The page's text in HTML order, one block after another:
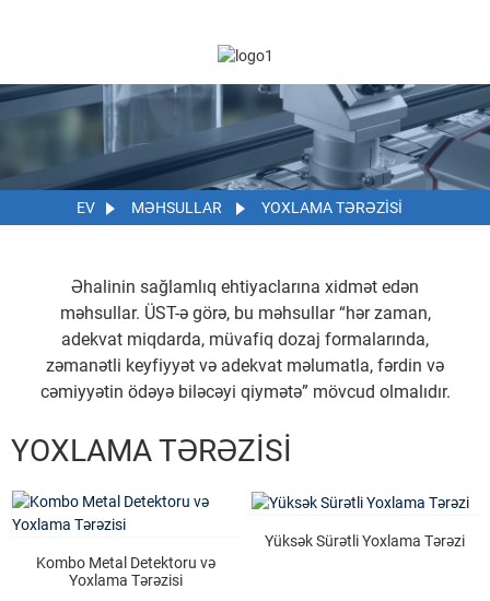
EV MƏHSULLAR YOXLAMA TƏRƏZISI
Əhalinin sağlamlıq ehtiyaclarına xidmət edən
məhsullar. ÜST-ə görə, bu məhsullar “hər zaman,
adekvat miqdarda, müvafiq dozaj formalarında,
zəmanətli keyfiyyət və adekvat məlumatla, fərdin və
cəmiyyətin ödəyə biləcəyi qiymətə” mövcud olmalıdır.
YOXLAMA TƏRƏZISI
Kombo Metal Detektoru və
Yoxlama Tərəzisi
Yüksək Sürətli Yoxlama Tərəzi